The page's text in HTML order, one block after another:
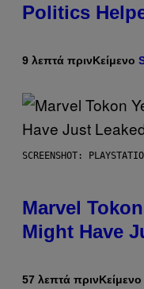
Politics
9 λεπτά πρινΚείμενο
SCREENSHOT:
Marvel
Might Have
57 λεπτά πρινΚείμενο